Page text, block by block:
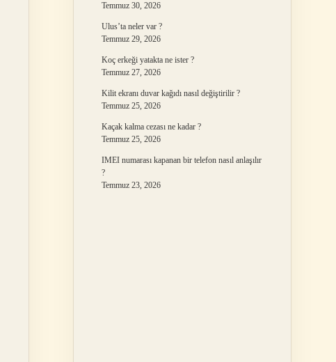
Temmuz 30, 2026
Ulus’ta neler var ?
Temmuz 29, 2026
Koç erkeği yatakta ne ister ?
Temmuz 27, 2026
Kilit ekranı duvar kağıdı nasıl değiştirilir ?
Temmuz 25, 2026
Kaçak kalma cezası ne kadar ?
Temmuz 25, 2026
IMEI numarası kapanan bir telefon nasıl anlaşılır
?
Temmuz 23, 2026